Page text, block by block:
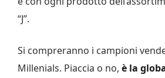
“J”.
Si compreranno i campioni
Millenials. Piaccia o no, è la